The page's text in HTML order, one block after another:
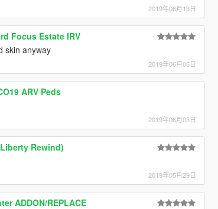
2019年06月13日
Focus Estate IRV
skin anyway
2019年06月05日
ARV Peds
2019年06月03日
Rewind)
2019年05月29日
ADDON/REPLACE